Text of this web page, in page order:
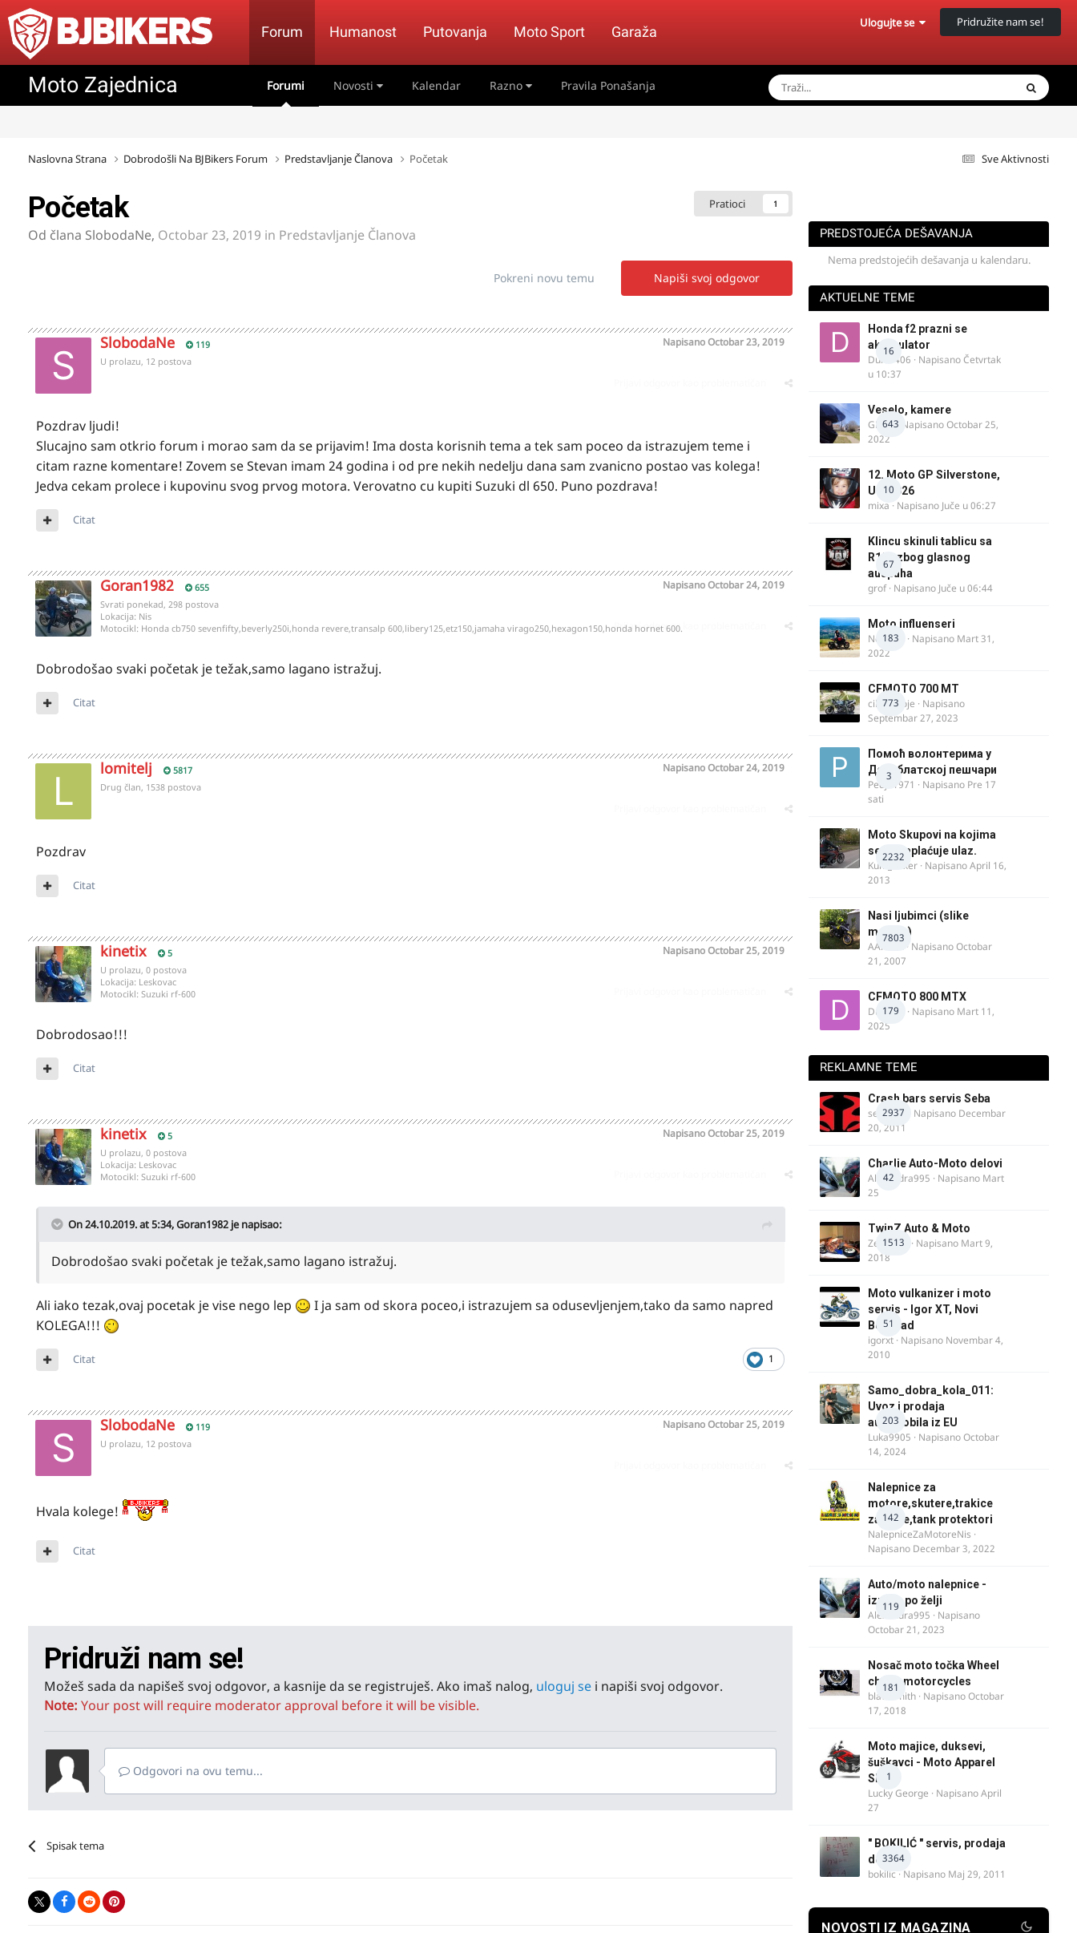
Forum Humanost Putovanja Moto Sport Garaža
Ulogujte se Pridružite nam se!
Moto Zajednica Forumi Novosti Kalendar Razno Pravila Ponašanja
Sve Aktivnosti
Naslovna Strana Dobrodošli Na BJBikers Forum Predstavljanje Članova Početak
Pratioci 1
Početak
Od člana SlobodaNe, Octobar 23, 2019 in Predstavljanje Članova
Napiši svoj odgovor
Pokreni novu temu
SlobodaNe 119 NapisanoOctobar 23, 2019
U prolazu, 12 postova
Pozdrav ljudi!
Slucajno sam otkrio forum i morao sam da se prijavim! Ima dosta korisnih tema a tek sam poceo da istrazujem teme i
citam razne komentare! Zovem se Stevan imam 24 godina i od pre nekih nedelju dana sam zvanicno postao vas kolega!
Jedva cekam prolece i kupovinu svog prvog motora. Verovatno cu kupiti Suzuki dl 650. Puno pozdrava!
Citat
Goran1982 655 NapisanoOctobar 24, 2019
Svrati ponekad, 298 postova
Lokacija: Nis
Motocikl: Honda cb750 sevenfifty,beverly250i,honda revere,transalp 600,libery125,etz150,jamaha virago250,hexagon150,honda hornet 600.Prijavi odgovor kao problematičan
Dobrodošao svaki početak je težak,samo lagano istražuj.
Citat
lomitelj 5817 NapisanoOctobar 24, 2019
Drug član, 1538 postova
Pozdrav
Citat
kinetix 5 NapisanoOctobar 25, 2019
U prolazu, 0 postova
Lokacija: Leskovac
Motocikl: Suzuki rf-600
Dobrodosao!!!
Citat
kinetix 5 NapisanoOctobar 25, 2019
U prolazu, 0 postova
Lokacija: Leskovac
Motocikl: Suzuki rf-600
On 24.10.2019. at 5:34,Goran1982 je napisao:
Dobrodošao svaki početak je težak,samo lagano istražuj.
Ali iako tezak,ovaj pocetak je vise nego lep
I ja sam od skora poceo,i istrazujem sa odusevljenjem,tako da samo napred
KOLEGA!!!
1
Citat
SlobodaNe 119 NapisanoOctobar 25, 2019
U prolazu, 12 postova
Hvala kolege!
Citat
Pridruži nam se!
Možeš sada da napišeš svoj odgovor, a kasnije da se registruješ. Ako imaš nalog, uloguj se i napiši svoj odgovor.
Note: Your post will require moderator approval before it will be visible.
Odgovori na ovu temu...
Spisak tema
PREDSTOJEĆA DEŠAVANJA
Nema predstojećih dešavanja u kalendaru.
AKTUELNE TEME
16
Honda f2 prazni se
akomulator
Dule1406 · NapisanoČetvrtak
u 10:37
643
Veselo, kamere
GR 46· NapisanoOctobar 25,
2022
10
12. Moto GP Silverstone,
UK, 2026
mixa · Napisano Juče u 06:27
67
Klincu skinuli tablicu sa
R125 zbog glasnog
auspuha
grof· Napisano Juče u 06:44
183
Moto influenseri
Nolanka · Napisano Mart 31,
2022
773
CFMOTO 700 MT
cika miloje · Napisano
Septembar 27, 2023
3
Помоћ волонтерима у
Делиблатској пешчари
Pedja1971 · Napisano Pre 17
sati
2232
Moto Skupovi na kojima
se ne naplaćuje ulaz.
Kum_Mixer · NapisanoApril 16,
2013
7803
Nasi ljubimci (slike
motora)
AArnold · NapisanoOctobar
21, 2007
179
CFMOTO 800 MTX
Duta_91 · Napisano Mart 11,
2025
REKLAMNE TEME
2937
Crash bars servis Seba
seba011 · Napisano Decembar
20, 2011
42
Charlie Auto-Moto delovi
Alexandra995 · Napisano Mart
25
1513
TwinZ Auto & Moto
Zeljkamp · Napisano Mart 9,
2018
51
Moto vulkanizer i moto
servis - Igor XT, Novi
Beograd
igorxt · Napisano Novembar 4,
2010
203
Samo_dobra_kola_011:
Uvoz i prodaja
automobila iz EU
Luka9905 · NapisanoOctobar
14, 2024
142
Nalepnice za
motore,skutere,trakice
za felne,tank protektori
NalepniceZaMotoreNis ·
Napisano Decembar 3, 2022
119
Auto/moto nalepnice -
izrada po želji
Alexandra995 · Napisano
Octobar 21, 2023
181
Nosač moto točka Wheel
chock motorcycles
blacksmith · NapisanoOctobar
17, 2018
1
Moto majice, duksevi,
šuškavci - Moto Apparel
SRB
Lucky George · NapisanoApril
27
3364
" BOKILIĆ " servis, prodaja
delova
bokilic · Napisano Maj 29, 2011
NOVOSTI IZ MAGAZINA